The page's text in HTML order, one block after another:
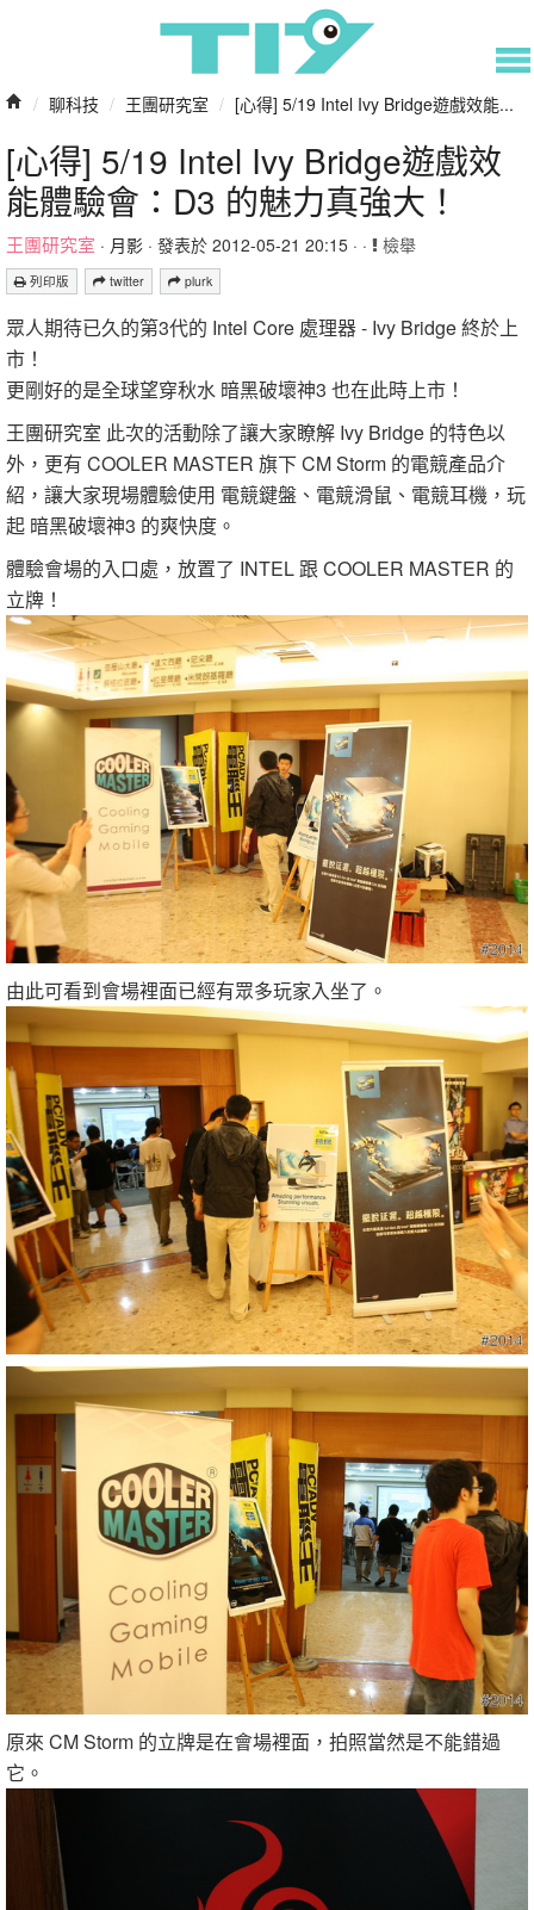
/ 聊科技 / 王團研究室 / [心得] 5/19 Intel Ivy Bridge遊戲效能...
[心得] 5/19 Intel Ivy Bridge遊戲效
能體驗會：D3 的魅力真強大！
王團研究室 · 月影 · 發表於 2012-05-21 20:15 · · 檢舉
列印版 twitter plurk
眾人期待已久的第3代的 Intel Core 處理器 - Ivy Bridge 終於上
市！
更剛好的是全球望穿秋水 暗黑破壞神3 也在此時上市！
王團研究室 此次的活動除了讓大家瞭解 Ivy Bridge 的特色以
外，更有 COOLER MASTER 旗下 CM Storm 的電競產品介
紹，讓大家現場體驗使用 電競鍵盤、電競滑鼠、電競耳機，玩
起 暗黑破壞神3 的爽快度。
體驗會場的入口處，放置了 INTEL 跟 COOLER MASTER 的
立牌！
由此可看到會場裡面已經有眾多玩家入坐了。
原來 CM Storm 的立牌是在會場裡面，拍照當然是不能錯過
它。